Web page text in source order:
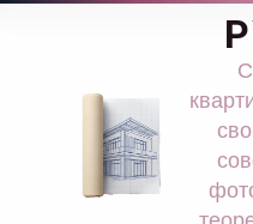
Перейти